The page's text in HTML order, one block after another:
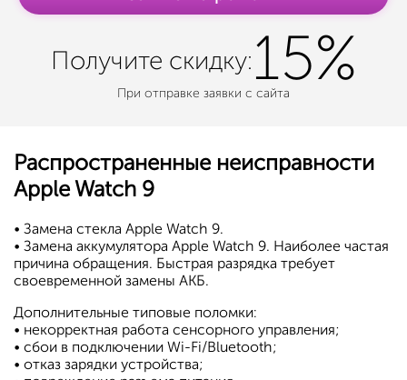
Получите скидку:15%
При отправке заявки с сайта
Распространенные неисправности
Apple Watch 9
• Замена стекла Apple Watch 9.
• Замена аккумулятора Apple Watch 9. Наиболее частая
причина обращения. Быстрая разрядка требует
своевременной замены АКБ.
Дополнительные типовые поломки:
• некорректная работа сенсорного управления;
• сбои в подключении Wi-Fi/Bluetooth;
• отказ зарядки устройства;